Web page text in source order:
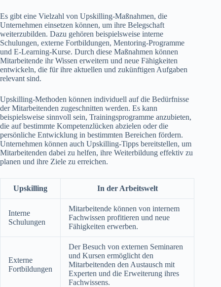
Es gibt eine Vielzahl von Upskilling-Maßnahmen, die
Unternehmen einsetzen können, um ihre Belegschaft
weiterzubilden. Dazu gehören beispielsweise interne
Schulungen, externe Fortbildungen, Mentoring-Programme
und E-Learning-Kurse. Durch diese Maßnahmen können
Mitarbeitende ihr Wissen erweitern und neue Fähigkeiten
entwickeln, die für ihre aktuellen und zukünftigen Aufgaben
relevant sind.
Upskilling-Methoden können individuell auf die Bedürfnisse
der Mitarbeitenden zugeschnitten werden. Es kann
beispielsweise sinnvoll sein, Trainingsprogramme anzubieten,
die auf bestimmte Kompetenzlücken abzielen oder die
persönliche Entwicklung in bestimmten Bereichen fördern.
Unternehmen können auch Upskilling-Tipps bereitstellen, um
Mitarbeitenden dabei zu helfen, ihre Weiterbildung effektiv zu
planen und ihre Ziele zu erreichen.
Upskilling In der Arbeitswelt
Interne
Schulungen
Mitarbeitende können von internem
Fachwissen profitieren und neue
Fähigkeiten erwerben.
Externe
Fortbildungen
Der Besuch von externen Seminaren
und Kursen ermöglicht den
Mitarbeitenden den Austausch mit
Experten und die Erweiterung ihres
Fachwissens.